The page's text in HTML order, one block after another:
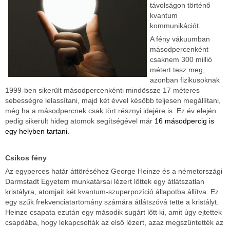
távolságon történő
kvantum
kommunikációt.
A fény vákuumban
másodpercenként
csaknem 300 millió
métert tesz meg,
azonban fizikusoknak
1999-ben sikerült másodpercenkénti mindössze 17 méteres
sebességre lelassítani, majd két évvel később teljesen megállítani,
még ha a másodpercnek csak tört résznyi idejére is. Ez év elején
pedig sikerült hideg atomok segítségével már 16 másodpercig is
egy helyben tartani.
Csíkos fény
Az egyperces határ áttöréséhez George Heinze és a németországi
Darmstadt Egyetem munkatársai lézert lőttek egy átlátszatlan
kristályra, atomjait két kvantum-szuperpozíció állapotba állítva. Ez
egy szűk frekvenciatartomány számára átlátszóvá tette a kristályt.
Heinze csapata ezután egy második sugárt lőtt ki, amit úgy ejtettek
csapdába, hogy lekapcsolták az első lézert, azaz megszüntették az